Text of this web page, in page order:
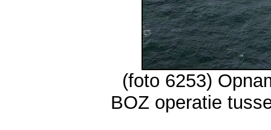
(foto 6253)
BOZ operatie